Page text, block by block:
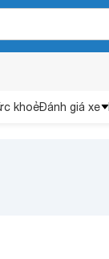
khoẻĐánh giá xe